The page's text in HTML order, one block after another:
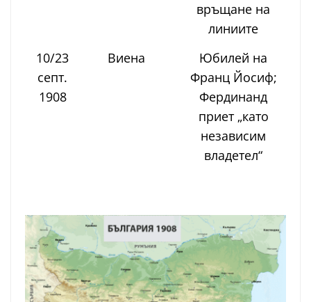
връщане на
линиите
10/23
септ.
1908
Виена
Юбилей на
Франц Йосиф;
Фердинанд
приет „като
независим
владетел“